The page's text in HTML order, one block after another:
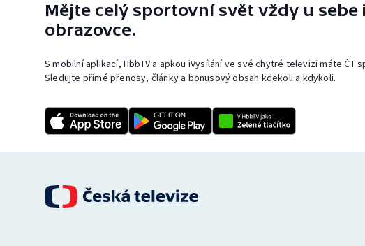
Mějte celý sportovní svět vždy u sebe
obrazovce.
S mobilní aplikací, HbbTV a apkou iVysílání ve své chytré televizi máte ČT
Sledujte přímé přenosy, články a bonusový obsah kdekoli a kdykoli.